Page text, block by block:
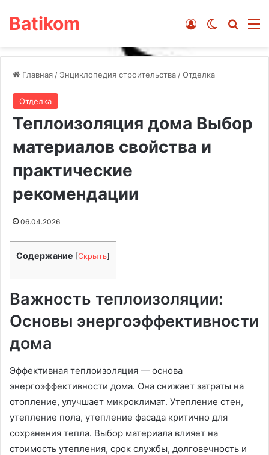
Batikom Switch skin
Войти
Главная / Энциклопедия строительства /Отделка
Отделка
Теплоизоляция дома Выбор
материалов свойства и
практические
рекомендации
06.04.2026
Содержание [Скрыть]
Важность теплоизоляции:
Основы энергоэффективности
дома
Эффективная теплоизоляция — основа
энергоэффективности дома․ Она снижает затраты на
отопление, улучшает микроклимат․ Утепление стен,
утепление пола, утепление фасада критично для
сохранения тепла․ Выбор материала влияет на
стоимость утепления, срок службы, долговечность и